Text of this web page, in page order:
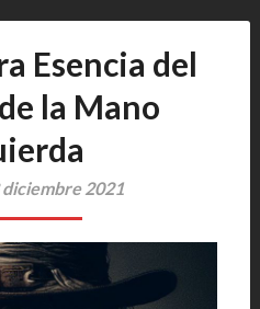
Esencia del
la Mano
diciembre 2021